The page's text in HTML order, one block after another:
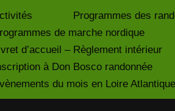
Programmes des
de marche nordique
d’accueil – Règlement intérieur
à Don Bosco randonnée
du mois en Loire Atlantique